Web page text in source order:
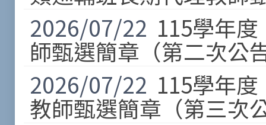
2026/07/22 115學年
師甄選簡章（第二次公
2026/07/22 115學年
教師甄選簡章（第三次